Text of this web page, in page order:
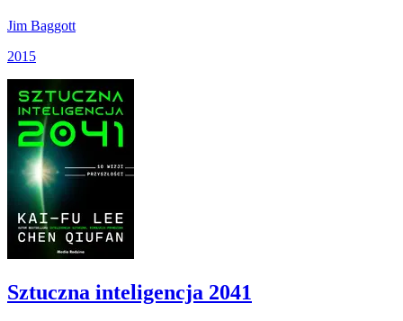
Jim Baggott
2015
Sztuczna inteligencja 2041